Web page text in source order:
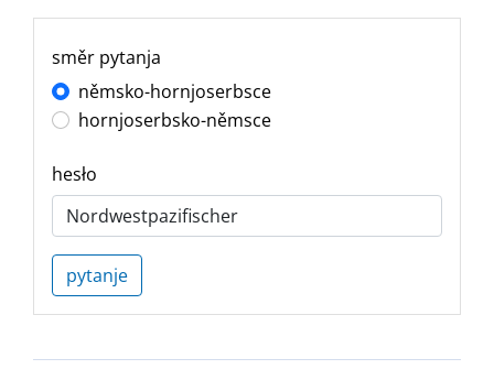
směr pytanja
němsko-hornjoserbsce
hornjoserbsko-němsce
hesło
pytanje